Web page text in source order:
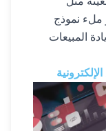
ملء نموذج
المبيعات